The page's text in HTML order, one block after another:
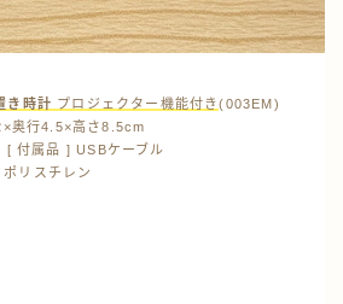
き時計 プロジェクター機能付き(003EM)
奥行4.5×高さ8.5cm
属品 ] USBケーブル
リスチレン